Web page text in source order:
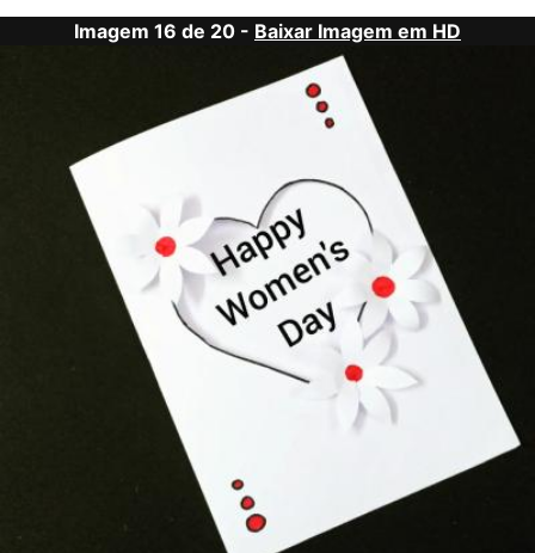
Imagem 16 de 20 - Baixar Imagem em HD